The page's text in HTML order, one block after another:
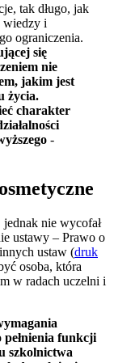
tak długo, jak
wiedzy i
ograniczenia.
się
nie
jakim jest
życia.
charakter
-
nie wycofał
ustawy – Prawo o
ustaw (druk
osoba, która
w radach uczelni i
pełnienia funkcji
szkolnictwa